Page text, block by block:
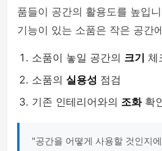
품들이 공간의 활용도를 높입
기능이 있는 소품은 작은 공간
소품이 놓일 공간의 크기 체
소품의 실용성 점검
기존 인테리어와의 조화확
"공간을 어떻게 사용할 것인지